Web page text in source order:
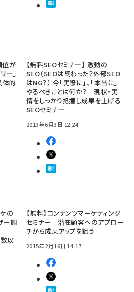
位が
ー」
体的
【無料SEOセミナー】 激動の
SEO（SEOは終わった？外部SEO
はNG？） 今「実際に」、「本当に」
やるべきことは何か？ 現状・実
情をしっかり把握し成果を上げる
SEOセミナー
2013年6月3日 12:24
の
ー調
以
【無料】コンテンツマーケティング
セミナー 潜在顧客へのアプロー
チから成果アップを狙う
2015年2月16日 14:17